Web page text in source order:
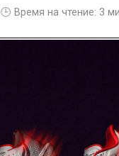
🕒 Время на чтение: 3